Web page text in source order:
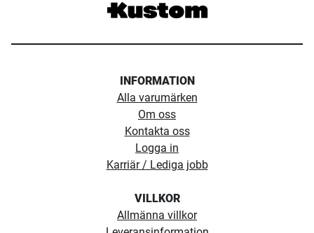
INFORMATION
Alla varumärken
Om oss
Kontakta oss
Logga in
Karriär / Lediga jobb
VILLKOR
Allmänna villkor